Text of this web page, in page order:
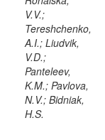
V.V.;
Tereshchenko,
A.I.; Liudvik,
V.D.;
Panteleev,
K.M.; Pavlova,
N.V.; Bidniak,
H.S.